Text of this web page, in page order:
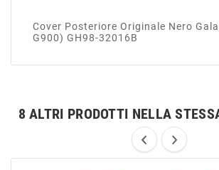
Cover Posteriore Originale Nero
G900) GH98-32016B
8 ALTRI PRODOTTI NELLA